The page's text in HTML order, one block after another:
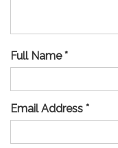
Full Name *
Email Address *